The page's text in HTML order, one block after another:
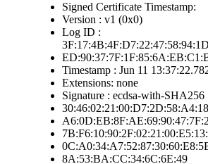
Signed Certificate Timestamp:
Version : v1 (0x0)
Log ID :
Timestamp : Jun 11
Extensions: none
Signature : ecdsa-with-SHA256
8A:53:BA:CC:34:6C:6E:49